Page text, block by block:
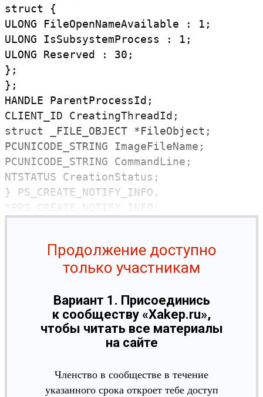
struct
{
ULONG
FileOpenNameAvailable : 1 ;
ULONG
IsSubsystemProcess : 1 ;
ULONG
Reserved : 30 ;
} ;
} ;
HANDLE
ParentProcessId ;
CLIENT_ID
CreatingThreadId ;
struct
_FILE_OBJECT *FileObject ;
PCUNICODE_STRING
ImageFileName ;
PCUNICODE_STRING
CommandLine ;
NTSTATUS
CreationStatus ;
}
PS_CREATE_NOTIFY_INFO ,
Продолжение доступно
только участникам
Вариант 1. Присоединись
к сообществу «Xakep.ru»,
чтобы читать все материалы
на сайте
Членство в сообществе в течение
указанного срока откроет тебе доступ